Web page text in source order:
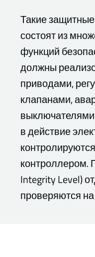
Такие
состоят из
функций
должны
приводами,
клапанами,
в действие
контроллером.
Integrity Level)
проверяются